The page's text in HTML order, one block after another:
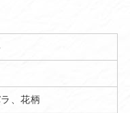
、花柄